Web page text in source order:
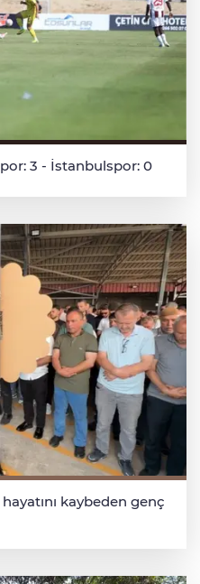
3 - İstanbulspor: 0
kaybeden genç